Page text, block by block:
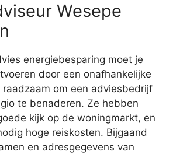
Wesepe
energiebesparing moet je
door een onafhankelijke
om een adviesbedrijf
te benaderen. Ze hebben
kijk op de woningmarkt, en
hoge reiskosten. Bijgaand
en adresgegevens van